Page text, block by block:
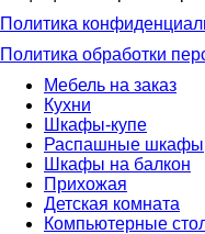
Политика
Политика обработки
Мебель на заказ
Кухни
Шкафы-купе
Распашные шкафы
Шкафы на балкон
Прихожая
Детская комната
Компьютерные